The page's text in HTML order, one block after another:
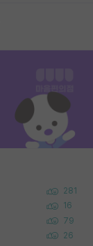
281
16
79
26